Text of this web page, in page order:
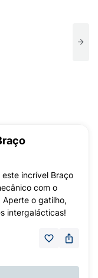
incrível Braço
com o
o gatilho,
intergalácticas!